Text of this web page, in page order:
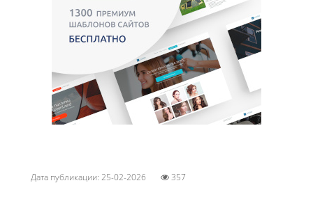
Дата публикации: 25-02-2026 357